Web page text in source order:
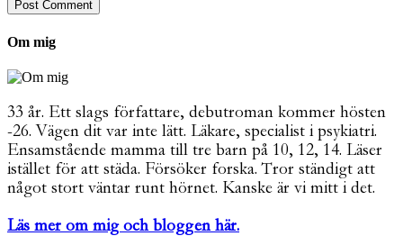
Om mig
33 år. Ett slags författare, debutroman kommer hösten
-26. Vägen dit var inte lätt. Läkare, specialist i psykiatri.
Ensamstående mamma till tre barn på 10, 12, 14. Läser
istället för att städa. Försöker forska. Tror ständigt att
något stort väntar runt hörnet. Kanske är vi mitt i det.
Läs mer om mig och bloggen här.